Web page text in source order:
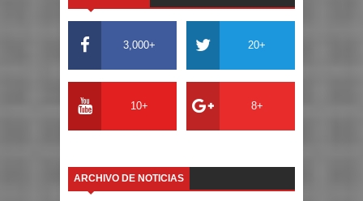
3,000+ 20+
10+ 8+
ARCHIVO DE NOTICIAS